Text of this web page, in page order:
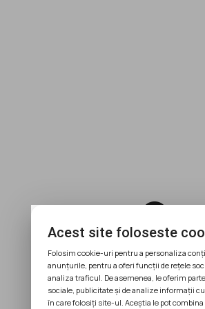
error
404
Acest site foloseste
Folosim cookie-uri pentru a personaliza
anunțurile, pentru a oferi funcții de rețele
analiza traficul. De asemenea, le oferim
sociale, publicitate și de analize informații
în care folosiți site-ul. Aceștia le pot combina